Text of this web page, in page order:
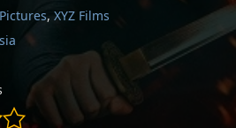
, XYZ Films